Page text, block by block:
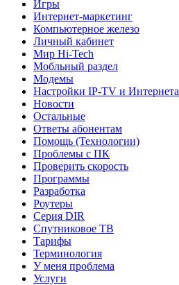
Игры
Интернет-маркетинг
Компьютерное железо
Личный кабинет
Мир Hi-Tech
Мобльный раздел
Модемы
Настройки IP-TV и Интернета
Новости
Остальные
Ответы абонентам
Помощь (Технологии)
Проблемы с ПК
Проверить скорость
Программы
Разработка
Роутеры
Серия DIR
Спутниковое ТВ
Тарифы
Терминология
У меня проблема
Услуги